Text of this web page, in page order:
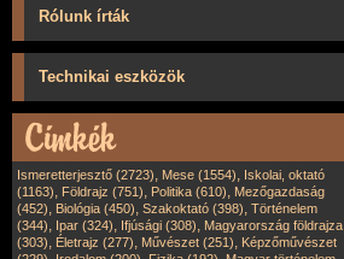
Rólunk írták
Technikai eszközök
Ismeretterjesztő (2723), Mese (1554), Iskolai, oktató
(1163), Földrajz (751), Politika (610), Mezőgazdaság
(452), Biológia (450), Szakoktató (398), Történelem
(344), Ipar (324), Ifjúsági (308), Magyarország földrajza
(303), Életrajz (277), Művészet (251), Képzőművészet